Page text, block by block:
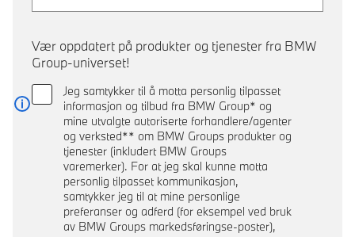
Vær oppdatert på produkter og tjenester fra BMW
Group-universet!
Jeg samtykker til å motta personlig tilpasset
informasjon og tilbud fra BMW Group* og
mine utvalgte autoriserte forhandlere/agenter
og verksted** om BMW Groups produkter og
tjenester (inkludert BMW Groups
varemerker). For at jeg skal kunne motta
personlig tilpasset kommunikasjon,
samtykker jeg til at mine personlige
preferanser og adferd (for eksempel ved bruk
av BMW Groups markedsføringse-poster),
Les mer